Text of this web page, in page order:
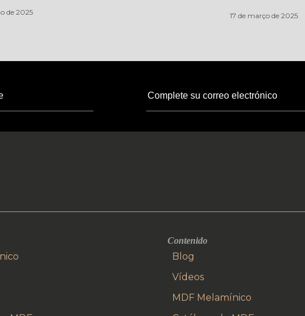
de 2025 17 de março de 2025
Contenido
Blog
Vídeos
MDF Melamínico